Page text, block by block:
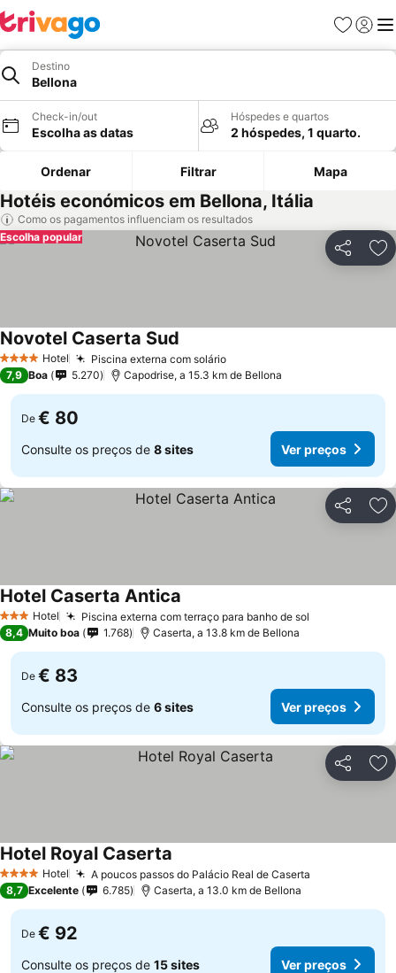
Favoritos
Iniciar
Destino
Bellona
Check-in/out
Escolha as datas
Hóspedes e quartos
2 hóspedes, 1 quarto.
Ordenar Filtrar Mapa
Hotéis económicos em Bellona, Itália
Como os pagamentos influenciam os resultados
Partilhar
Escolha popular
4 EstrelasHotel Piscina externa com solário
Novotel Caserta Sud
7,9 Boa 5.270 Capodrise, a 15.3 km de Bellona
De € 80
Consulte os preços de 8 sites Ver preços
Partilhar
3 EstrelasHotel Piscina externa com terraço para banho de sol
Hotel Caserta Antica
8,4 Muito boa 1.768 Caserta, a 13.8 km de Bellona
De € 83
Consulte os preços de 6 sites Ver preços
Partilhar
4 EstrelasHotel A poucos passos do Palácio Real de Caserta
Hotel Royal Caserta
8,7 Excelente 6.785 Caserta, a 13.0 km de Bellona
De € 92
Consulte os preços de 15 sites Ver preços